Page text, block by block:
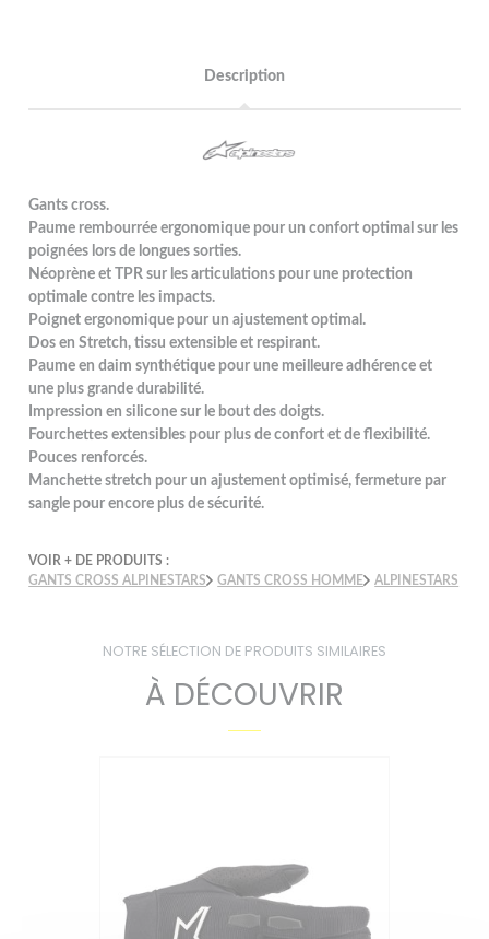
Description
Gants cross.
Paume rembourrée ergonomique pour un confort optimal sur les
poignées lors de longues sorties.
Néoprène et TPR sur les articulations pour une protection
optimale contre les impacts.
Poignet ergonomique pour un ajustement optimal.
Dos en Stretch, tissu extensible et respirant.
Paume en daim synthétique pour une meilleure adhérence et
une plus grande durabilité.
Impression en silicone sur le bout des doigts.
Fourchettes extensibles pour plus de confort et de flexibilité.
Pouces renforcés.
Manchette stretch pour un ajustement optimisé, fermeture par
sangle pour encore plus de sécurité.
VOIR + DE PRODUITS :
GANTS CROSS ALPINESTARS
GANTS CROSS HOMME ALPINESTARS
NOTRE SÉLECTION DE PRODUITS SIMILAIRES
À DÉCOUVRIR